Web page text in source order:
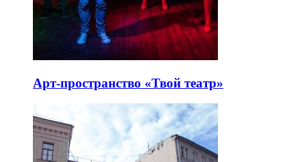
Арт-пространство «Твой театр»